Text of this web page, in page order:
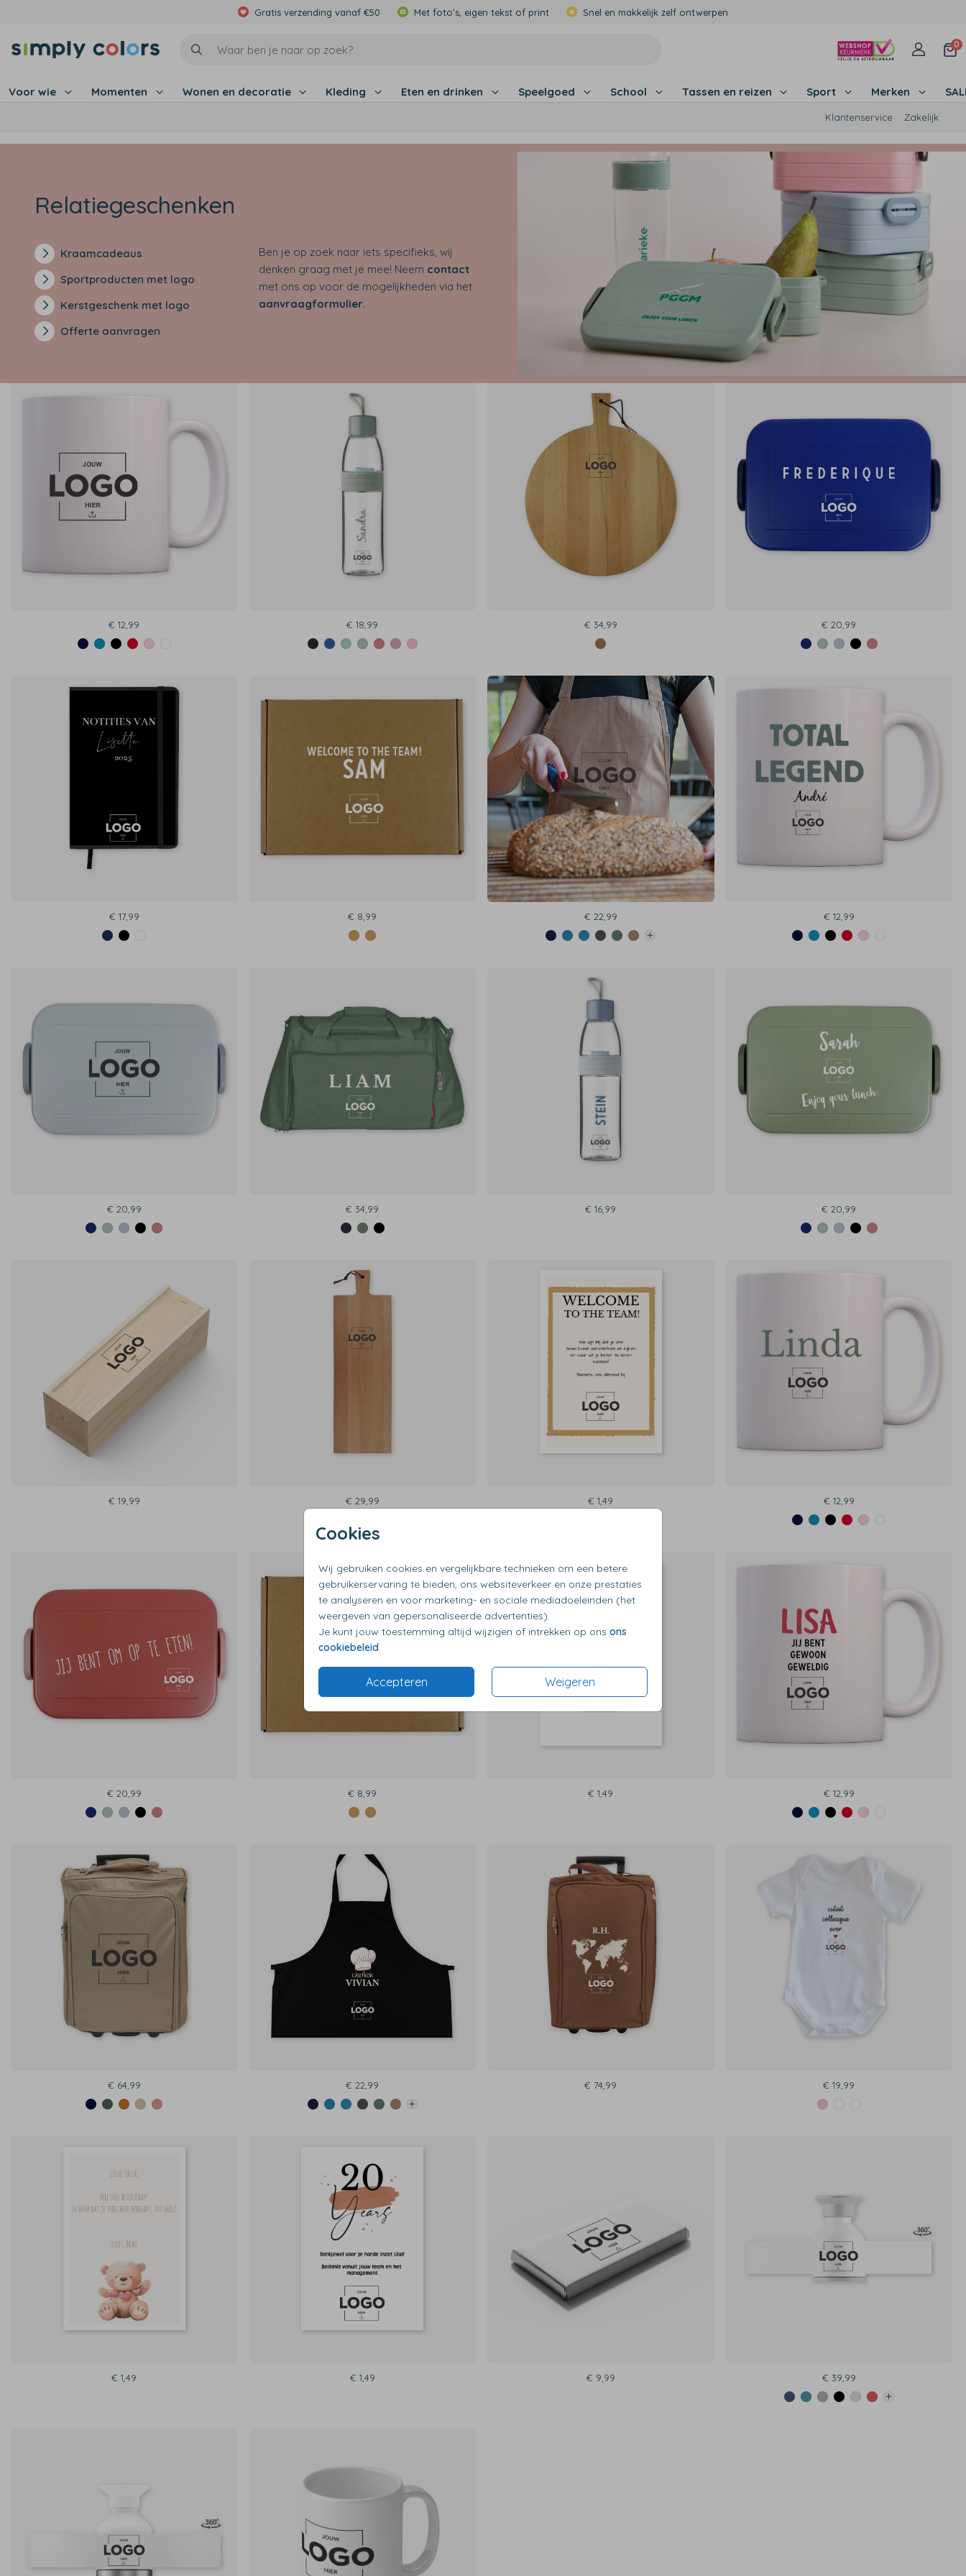
Gratis verzending vanaf €50 Met foto's, eigen tekst of print Snel en makkelijk zelf ontwerpen
0
Voor wie Momenten Wonen en decoratie Kleding Eten en drinken Speelgoed School Tassen en reizen Sport Merken
Klantenservice Zakelijk
Cookies
Wij gebruiken cookies en vergelijkbare technieken om een betere
gebruikerservaring te bieden, ons websiteverkeer en onze prestaties
te analyseren en voor marketing- en sociale mediadoeleinden (het
weergeven van gepersonaliseerde advertenties).
Je kunt jouw toestemming altijd wijzigen of intrekken op ons ons
cookiebeleid.
Accepteren Weigeren
Relatiegeschenken
Kraamcadeaus
Sportproducten met logo
Kerstgeschenk met logo
Offerte aanvragen
Ben je op zoek naar iets specifieks, wij
denken graag met je mee! Neem contact
met ons op voor de mogelijkheden via het
aanvraagformulier.
€ 12,99 € 18,99 € 34,99 € 20,99
€ 17,99 € 8,99 € 22,99 € 12,99
€ 20,99 € 34,99 € 16,99 € 20,99
€ 19,99 € 29,99 € 1,49 € 12,99
€ 20,99 € 8,99 € 1,49 € 12,99
€ 64,99 € 22,99 € 74,99 € 19,99
€ 1,49 € 1,49 € 9,99 € 39,99